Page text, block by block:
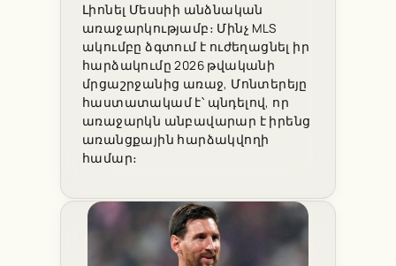
Լիոնել Մեսսիի անձնական
առաջարկությամբ։ Մինչ MLS
ակումբը ձգտում է ուժեղացնել իր
հարձակումը 2026 թվականի
մրցաշրջանից առաջ, Մոնտերեյը
հաստատակամ է՝ պնդելով, որ
առաջարկն անբավարար է իրենց
առանցքային հարձակվողի
համար։